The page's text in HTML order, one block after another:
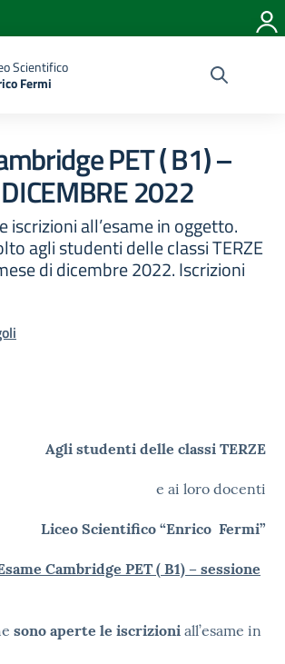
Scientifico
Fermi
PET ( B1) –
2022
iscrizioni all’esame in oggetto.
agli studenti delle classi TERZE
di dicembre 2022. Iscrizioni
Agli studenti delle classi TERZE
e ai loro docenti
Liceo Scientifico “Enrico Fermi”
Cambridge PET ( B1) – sessione
sono aperte le iscrizioni all’esame in